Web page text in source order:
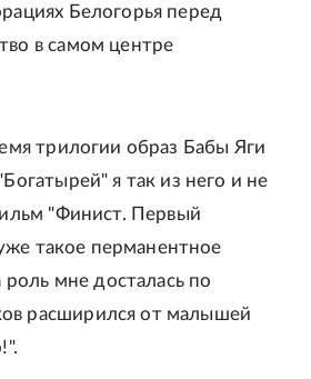
Белогорья перед
в самом центре
трилогии образ Бабы Яги
я так из него и не
"Финист. Первый
такое перманентное
роль мне досталась по
расширился от малышей